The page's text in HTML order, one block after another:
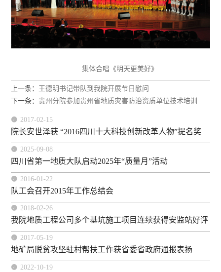
集体合唱《明天更美好》
上一条：
王德明书记带队到我院开展节日慰问
下一条：贵州分院参加贵州省地质灾害防治资质单位技术培训
 2017-02-15
院长安世泽获 “2016四川十大科技创新改革人物”提名奖
 2025-09-08
四川省第一地质大队启动2025年“质量月”活动
 2016-01-22
队工会召开2015年工作总结会
 2018-02-26
我院地质工程公司多个基坑施工项目连续获得安监站好评
 2017-05-19
地矿局脱贫攻坚驻村帮扶工作获省委省政府通报表扬
 2022-10-19